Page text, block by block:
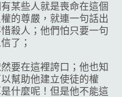
某些人就是喪命在這個
的尊嚴，就連一句話出
殺人；他們怕只要一句
了；
要在這裡誇口；他也知
幫助他建立使徒的權
什麼呢！但是他不能這